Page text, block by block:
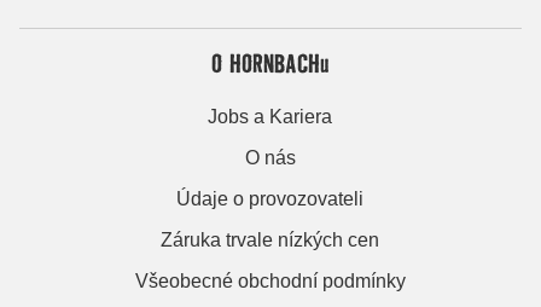
O HORNBACHu
Jobs a Kariera
O nás
Údaje o provozovateli
Záruka trvale nízkých cen
Všeobecné obchodní podmínky